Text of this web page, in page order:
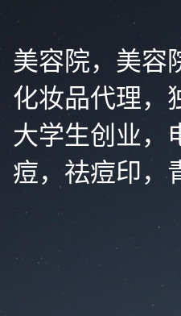
美容院，美容
化妆品代理，
大学生创业，
痘，祛痘印，